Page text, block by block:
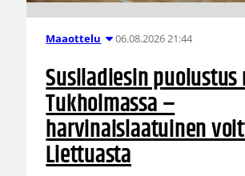
Maaottelu 06.08.2026 21:44
Susiladiesin
Tukholmassa –
harvinaislaatuinen
Liettuasta